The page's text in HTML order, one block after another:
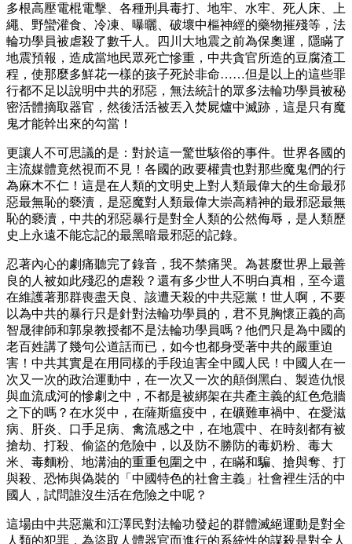
多根高壓電棍電擊、各種刑具毒打、地牢、水牢、死人床、上
繩、野蠻灌食、冷凍、曝曬、破壞中樞神經的藥物摧殘等，法
輪功學員被虐殺了數千人。四川大地震之前為保奧運，隱瞞了
地震預報，造成當地民眾死亡慘重，中共貪官所造的豆腐渣工
程，使那麼多鮮花一樣的孩子死於非命……但是以上的這些罪
行都不足以說明中共的邪惡，無法統計的眾多法輪功學員被秘
密活體摘取器官，然後活活被丟入焚屍爐中滅跡，這是只有魔
鬼才能幹出來的勾當！
更讓人不可思議的是：對於這一驚世駭俗的事件。世界各國的
主流媒體竟然視而不見！各國的政要權貴也對那些魔鬼們的行
為麻木不仁！這是在人類的文明史上對人類最偉大的生命最邪
惡最無恥的褻瀆，是惡魔對人類最偉大崇高精神的最邪惡最無
恥的褻瀆，中共的邪惡暴行是對全人類的公然侮辱，是人類歷
史上永遠不能忘記的最黑暗最邪惡的記錄。
忍著內心的劇痛聽完了錄音，我不禁痛哭。為甚麼世界上最善
良的人被如此殘忍的虐殺？還有多少世人不明白真相，至今還
在維護著那群喪盡天良、該遭天殺的中共惡黨！世人啊，不要
以為中共的暴行只是針對法輪功學員的，君不見胸懷正義的高
智晟律師和郭泉教授都不是法輪功學員嗎？他們只是為中國的
老百姓講了幾句公道話而已，如今也都身受著中共的嚴重迫
害！中共其實是在用同樣的手段迫害全中國人民！中國人在一
次又一次的政治運動中，在一次又一次的顛倒黑白、製造仇恨
與血流成河的慘劇之中，不都是被綁架在共產主義的紅色危牆
之下的嗎？在水災中，在薩斯瘟疫中，在礦難車禍中、在愛滋
病、肝炎、口手足病、禽流感之中，在地震中、在時刻都有被
搶劫、打殺、偷盜的危險中，以及防不勝防的毒奶粉、毒大
米、毒麵粉、地溝油的重重包圍之中，在瞞和騙、搶與奪、打
與殺、恐怖與偽裝的「中國特色的社會主義」社會裡生活的中
國人，試問誰沒生活在危險之中呢？
這場由中共惡黨和江澤民對法輪功發起的群體滅絕運動是對全
人類的犯罪，為盜取人體器官而進行的系統性的謀殺是對全人